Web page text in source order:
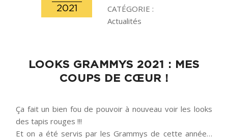
2021
CATÉGORIE :
Actualités
LOOKS GRAMMYS 2021 : MES
COUPS DE CŒUR !
Ça fait un bien fou de pouvoir à nouveau voir les looks
des tapis rouges !!!
Et on a été servis par les Grammys de cette année…